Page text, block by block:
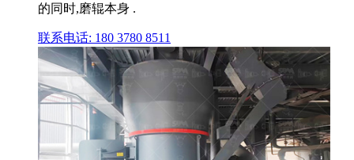
的同时,磨辊本身 .
联系电话: 180 3780 8511